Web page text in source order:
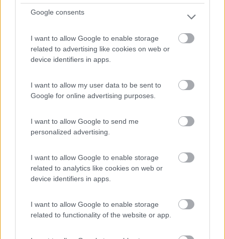
Google consents
I want to allow Google to enable storage
related to advertising like cookies on web or
device identifiers in apps.
I want to allow my user data to be sent to
Google for online advertising purposes.
I want to allow Google to send me
personalized advertising.
I want to allow Google to enable storage
related to analytics like cookies on web or
device identifiers in apps.
I want to allow Google to enable storage
related to functionality of the website or app.
Cilavegna (PV) - 91.8km
Strada Vicinale della Galliana, 1